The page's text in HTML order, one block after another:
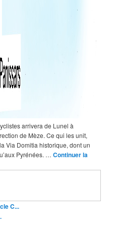
arrivera de Lunel à
de Mèze. Ce qui les unit,
Via Domitia historique, dont un
Pyrénées. …Continuer la
C...